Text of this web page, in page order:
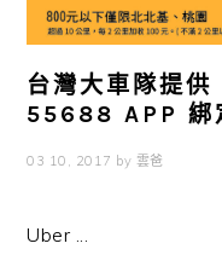
台灣大車隊提供
55688 APP 綁
03 10, 2017 by 雲爸
Uber ...